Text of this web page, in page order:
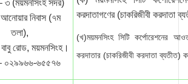
৩ (ময়মনসিংহ সদর)
নিবাস (৭ম
তলা),
রোড, ময়মনসিংহ।
০২৯৯৬৬-৬৫৫৭৬
করদাতাগণের (চাকরিজীবী করদাতা
(খ)ময়মনসিংহ সিটি কর্পোরেশনের
করদাতার (চাকরিজীবী করদাতা ব্যতীত)